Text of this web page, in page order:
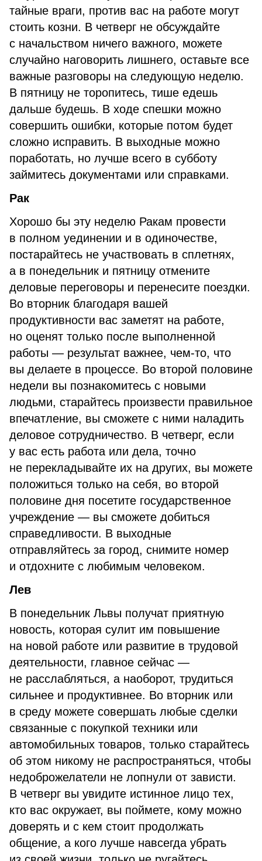
тайные враги, против вас на работе могут
стоить козни. В четверг не обсуждайте
с начальством ничего важного, можете
случайно наговорить лишнего, оставьте все
важные разговоры на следующую неделю.
В пятницу не торопитесь, тише едешь
дальше будешь. В ходе спешки можно
совершить ошибки, которые потом будет
сложно исправить. В выходные можно
поработать, но лучше всего в субботу
займитесь документами или справками.
Рак
Хорошо бы эту неделю Ракам провести
в полном уединении и в одиночестве,
постарайтесь не участвовать в сплетнях,
а в понедельник и пятницу отмените
деловые переговоры и перенесите поездки.
Во вторник благодаря вашей
продуктивности вас заметят на работе,
но оценят только после выполненной
работы — результат важнее, чем-то, что
вы делаете в процессе. Во второй половине
недели вы познакомитесь с новыми
людьми, старайтесь произвести правильное
впечатление, вы сможете с ними наладить
деловое сотрудничество. В четверг, если
у вас есть работа или дела, точно
не перекладывайте их на других, вы можете
положиться только на себя, во второй
половине дня посетите государственное
учреждение — вы сможете добиться
справедливости. В выходные
отправляйтесь за город, снимите номер
и отдохните с любимым человеком.
Лев
В понедельник Львы получат приятную
новость, которая сулит им повышение
на новой работе или развитие в трудовой
деятельности, главное сейчас —
не расслабляться, а наоборот, трудиться
сильнее и продуктивнее. Во вторник или
в среду можете совершать любые сделки
связанные с покупкой техники или
автомобильных товаров, только старайтесь
об этом никому не распространяться, чтобы
недоброжелатели не лопнули от зависти.
В четверг вы увидите истинное лицо тех,
кто вас окружает, вы поймете, кому можно
доверять и с кем стоит продолжать
общение, а кого лучше навсегда убрать